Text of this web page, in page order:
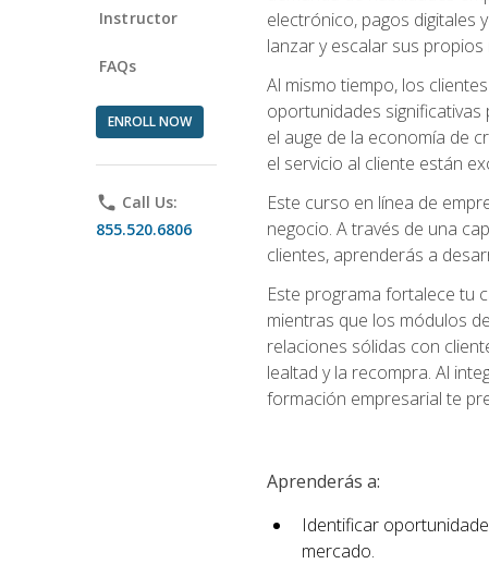
Instructor
FAQs
ENROLL NOW
phone Call Us:
855.520.6806
electrónico, pagos digitales
lanzar y escalar sus propios
Al mismo tiempo, los
oportunidades significativas
el auge de la economía de
el servicio al cliente están
Este curso en línea de
negocio. A través de una
clientes, aprenderás a
Este programa fortalece tu
mientras que los módulos
relaciones sólidas con
lealtad y la recompra. Al
formación empresarial te
Aprenderás a:
Identificar
mercado.